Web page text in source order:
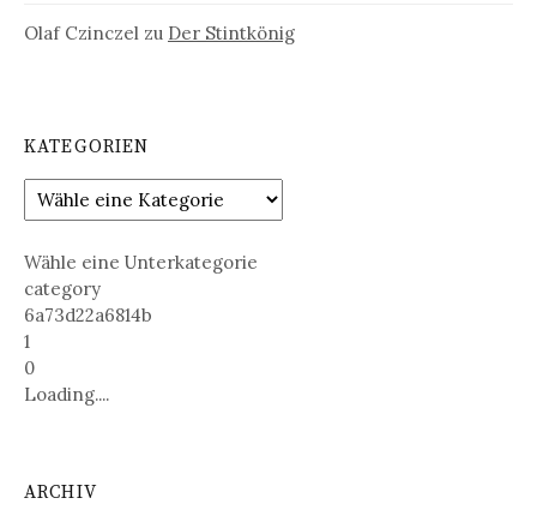
Olaf Czinczel zu Der Stintkönig
KATEGORIEN
Wähle eine Unterkategorie
category
6a73d22a6814b
1
0
Loading....
ARCHIV